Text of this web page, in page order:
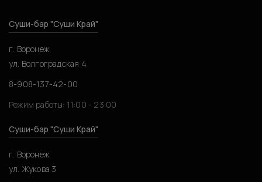
Суши-бар "Суши Край"
г. Воронеж,
ул. Волгоградская 4
8-908-137-42-00
Режим работы: 11:00 - 23:00
Суши-бар "Суши Край"
г. Воронеж,
ул. Жукова 3